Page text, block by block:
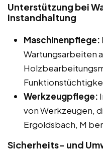
Unterstützung bei
Instandhaltung
Maschinenpflege:
Wartungsarbeiten
Werkzeugpflege:
von Werkzeugen,
Ergoldsbach, M
Sicherheits- und